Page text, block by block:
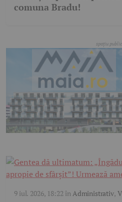
comuna Bradu!
9 iul. 2026, 18:22 în Administrativ,